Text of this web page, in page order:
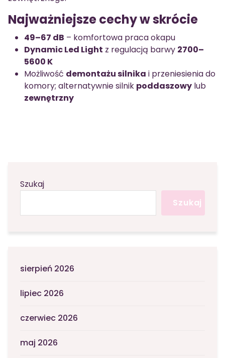
Najważniejsze cechy w skrócie
49–67 dB – komfortowa praca okapu
Dynamic Led Light z regulacją barwy 2700–
5600 K
Możliwość demontażu silnika i przeniesienia do
komory; alternatywnie silnik poddaszowy lub
zewnętrzny
Szukaj
Szukaj
sierpień 2026
lipiec 2026
czerwiec 2026
maj 2026